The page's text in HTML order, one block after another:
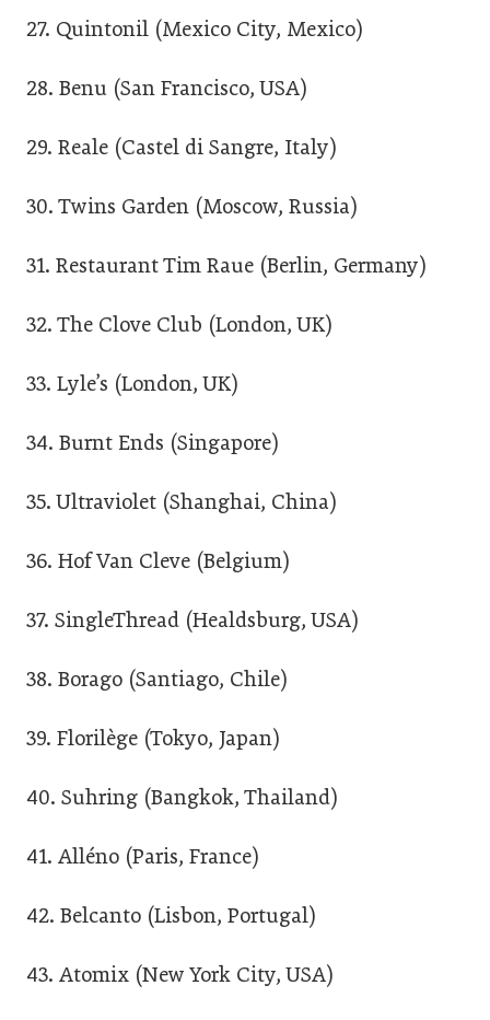
27. Quintonil (Mexico City, Mexico)
28. Benu (San Francisco, USA)
29. Reale (Castel di Sangre, Italy)
30. Twins Garden (Moscow, Russia)
31. Restaurant Tim Raue (Berlin, Germany)
32. The Clove Club (London, UK)
33. Lyle’s (London, UK)
34. Burnt Ends (Singapore)
35. Ultraviolet (Shanghai, China)
36. Hof Van Cleve (Belgium)
37. SingleThread (Healdsburg, USA)
38. Borago (Santiago, Chile)
39. Florilège (Tokyo, Japan)
40. Suhring (Bangkok, Thailand)
41. Alléno (Paris, France)
42. Belcanto (Lisbon, Portugal)
43. Atomix (New York City, USA)